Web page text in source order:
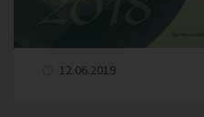
12.06.2019